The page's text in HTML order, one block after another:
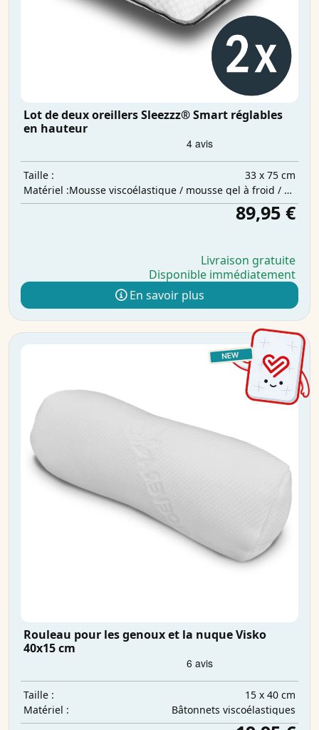
Lot de deux oreillers Sleezzz® Smart réglables
en hauteur
Taille :
33 x 75 cm
Matériel :
Mousse viscoélastique / mousse gel à froid / ouate de polyester
89,95 €
Livraison gratuite
Disponible immédiatement
En savoir plus
Rouleau pour les genoux et la nuque Visko
40x15 cm
Taille :
15 x 40 cm
Matériel :
Bâtonnets viscoélastiques